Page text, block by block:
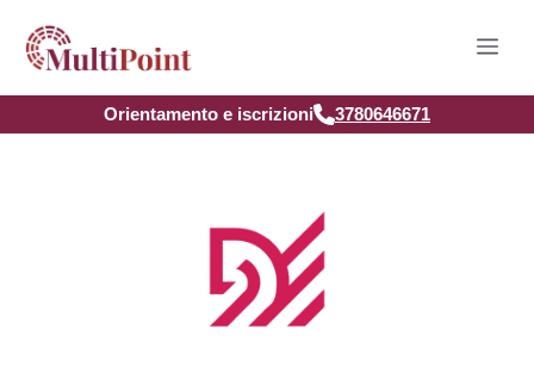
contenuto
Orientamento e iscrizioni 3780646671